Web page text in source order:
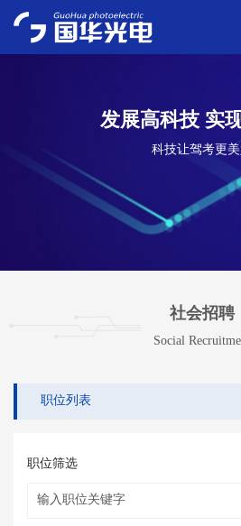
发展高科技 实
科技让驾考更
社会招聘
Social
职位列表
职位筛选